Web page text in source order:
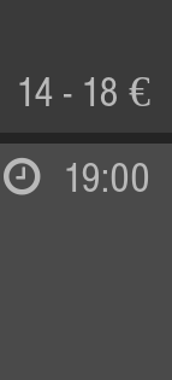
14 - 18 €
19:00